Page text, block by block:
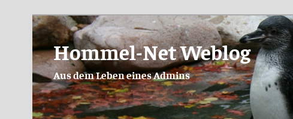
Hommel-Net Weblog
Aus dem Leben eines Admins